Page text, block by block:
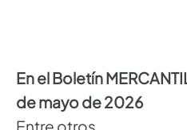
En el Boletín
de mayo de 2026
Entre otros,